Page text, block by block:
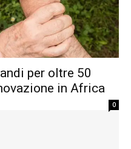
per oltre 50
in Africa
0